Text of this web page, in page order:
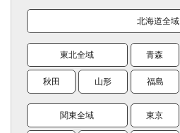
北海道全域
東北全域 青森
秋田 山形 福島
関東全域 東京